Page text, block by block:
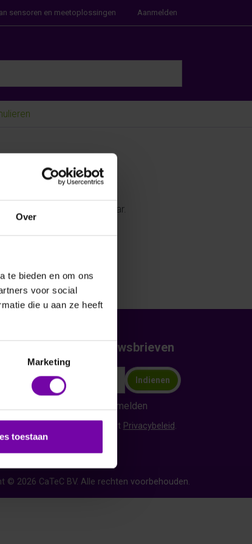
Over
te bieden en om ons
voor social
die u aan ze heeft
Marketing
toestaan
sensoren en meetoplossingen Aanmelden
op, binnenkort beschikbaar.
Abonneer op nieuwsbrieven
Indienen
Afmelden
Ik ga akkoord met het Privacybeleid.
© 2026 CaTeC BV. Alle rechten voorbehouden.